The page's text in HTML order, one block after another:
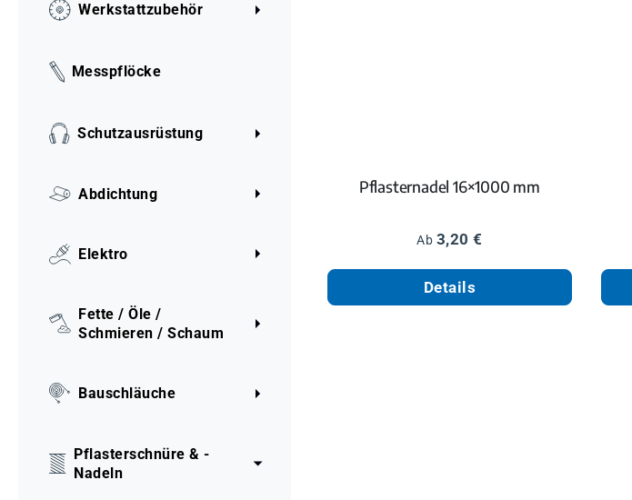
Pflasternadel 16×1000 mm
Regulärer Preis:
Ab 3,20 €
Details
Werkstattzubehör
Messpflöcke
Schutzausrüstung
Abdichtung
Elektro
Fette / Öle /
Schmieren / Schaum
Bauschläuche
Pflasterschnüre & -
Nadeln